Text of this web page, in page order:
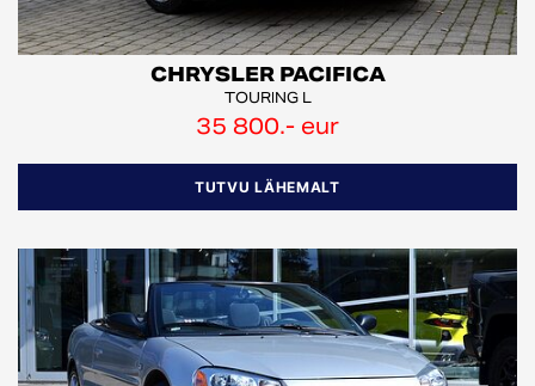
CHRYSLER PACIFICA
TOURING L
35 800.- eur
TUTVU LÄHEMALT